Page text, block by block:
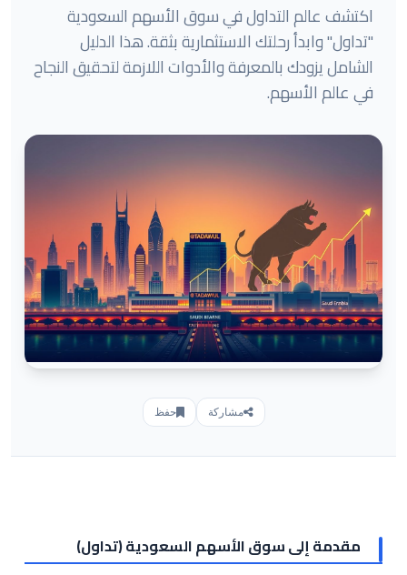
اكتشف عالم التداول في سوق الأسهم السعودية
"تداول" وابدأ رحلتك الاستثمارية بثقة. هذا الدليل
الشامل يزودك بالمعرفة والأدوات اللازمة لتحقيق النجاح
في عالم الأسهم.
مشاركة حفظ
مقدمة إلى سوق الأسهم السعودية (تداول)